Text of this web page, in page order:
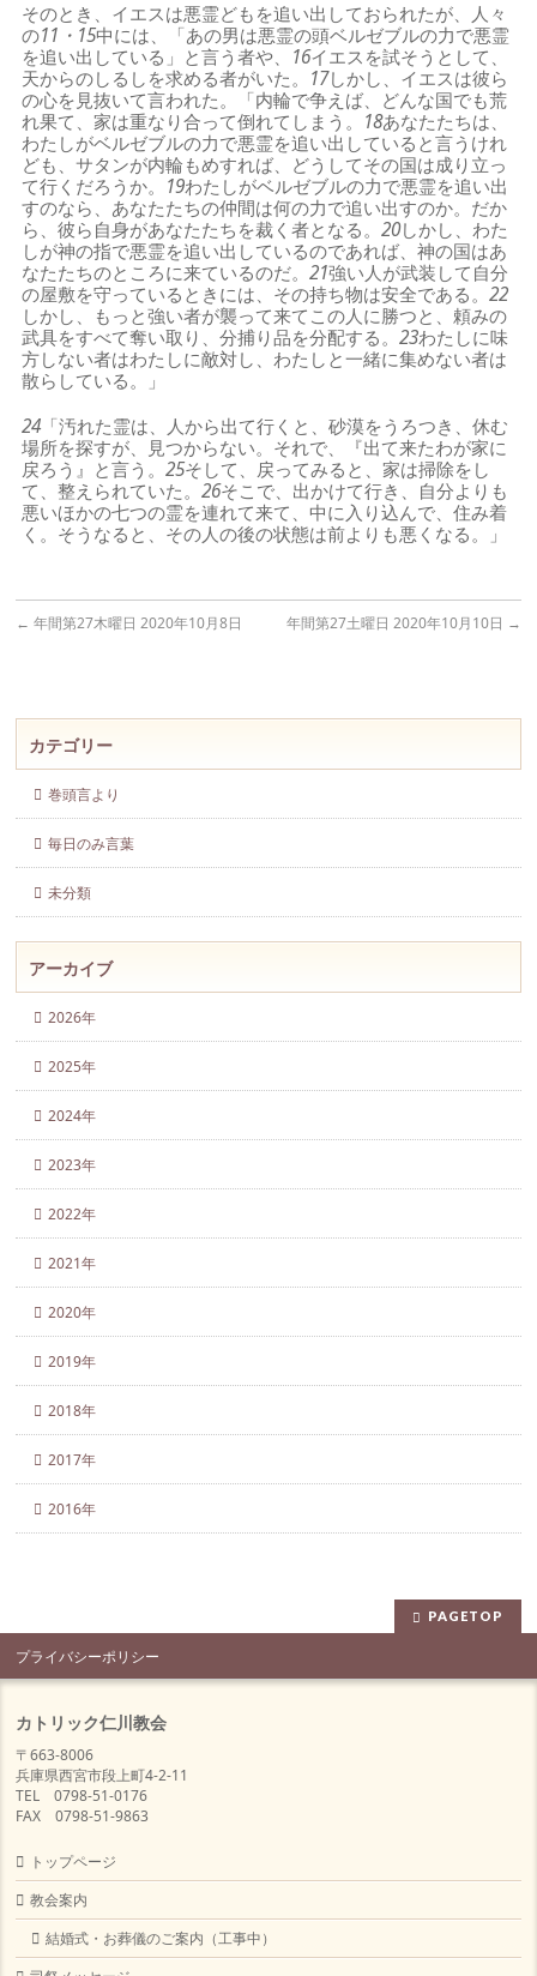
そのとき、イエスは悪霊どもを追い出しておられたが、人々
の11・15中には、「あの男は悪霊の頭ベルゼブルの力で悪霊
を追い出している」と言う者や、 16イエスを試そうとして、
天からのしるしを求める者がいた。 17しかし、イエスは彼ら
の心を見抜いて言われた。「内輪で争えば、どんな国でも荒
れ果て、家は重なり合って倒れてしまう。 18あなたたちは、
わたしがベルゼブルの力で悪霊を追い出していると言うけれ
ども、サタンが内輪もめすれば、どうしてその国は成り立っ
て行くだろうか。 19わたしがベルゼブルの力で悪霊を追い出
すのなら、あなたたちの仲間は何の力で追い出すのか。だか
ら、彼ら自身があなたたちを裁く者となる。20しかし、わた
しが神の指で悪霊を追い出しているのであれば、神の国はあ
なたたちのところに来ているのだ。21強い人が武装して自分
の屋敷を守っているときには、その持ち物は安全である。22
しかし、もっと強い者が襲って来てこの人に勝つと、頼みの
武具をすべて奪い取り、分捕り品を分配する。23わたしに味
方しない者はわたしに敵対し、わたしと一緒に集めない者は
散らしている。」
24 「汚れた霊は、人から出て行くと、砂漠をうろつき、休む
場所を探すが、見つからない。それで、『出て来たわが家に
戻ろう』と言う。25そして、戻ってみると、家は掃除をし
て、整えられていた。26そこで、出かけて行き、自分よりも
悪いほかの七つの霊を連れて来て、中に入り込んで、住み着
く。そうなると、その人の後の状態は前よりも悪くなる。」
← 年間第27木曜日 2020年10月8日 年間第27土曜日 2020年10月10日 →
カテゴリー
巻頭言より
毎日のみ言葉
未分類
アーカイブ
2026年
2025年
2024年
2023年
2022年
2021年
2020年
2019年
2018年
2017年
2016年
PAGETOP
プライバシーポリシー
カトリック仁川教会
〒663-8006
兵庫県西宮市段上町4-2-11
TEL 0798-51-0176
FAX 0798-51-9863
トップページ
教会案内
結婚式・お葬儀のご案内（工事中）